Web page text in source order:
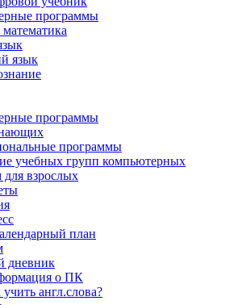
программы
язык
программы
программы
учебных групп компьютерных
взрослых
план
дневник
о ПК
англ.слова?